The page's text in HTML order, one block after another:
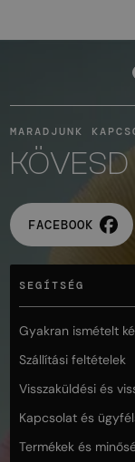
MARADJUNK
FACEBOOK
SEGÍTSÉG
Gyakran ismételt
Szállítási feltételek
Visszaküldési és
Kapcsolat és
Termékek és